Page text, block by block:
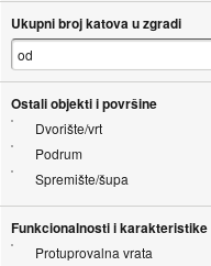
Ukupni broj katova u zgradi
Ostali objekti i površine
Dvorište/vrt
Podrum
Spremište/šupa
Funkcionalnosti i karakteristike
Protuprovalna vrata